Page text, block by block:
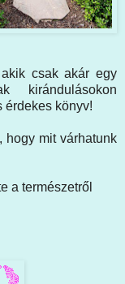
csak akár egy
kirándulásokon
érdekes könyv!
hogy mit várhatunk
a természetről